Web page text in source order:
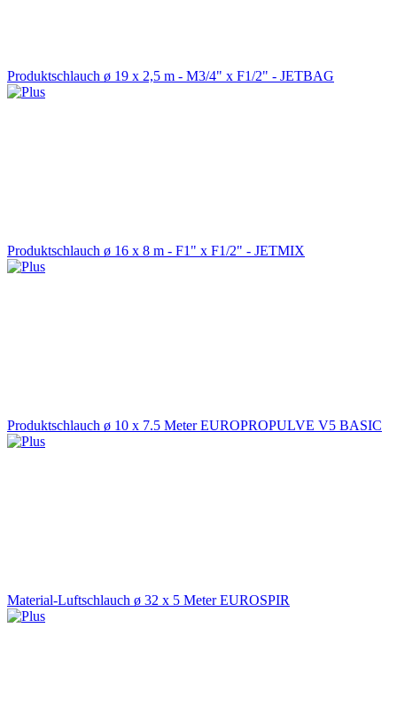
Produktschlauch ø 19 x 2,5 m - M3/4" x F1/2" - JETBAG
Produktschlauch ø 16 x 8 m - F1" x F1/2" - JETMIX
Produktschlauch ø 10 x 7.5 Meter EUROPROPULVE V5 BASIC
Material-Luftschlauch ø 32 x 5 Meter EUROSPIR